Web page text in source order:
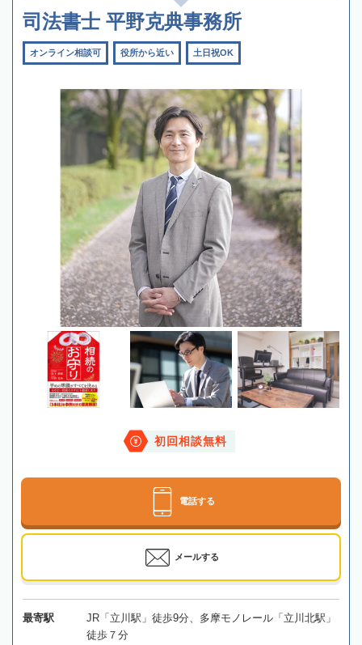
司法書士 平野克典事務所
オンライン相談可 役所から近い 土日祝OK
初回相談無料
電話する
メールする
最寄駅
JR「立川駅」徒歩9分、多摩モノレール「立川北駅」
徒歩７分